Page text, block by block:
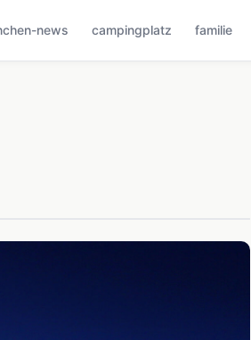
news campingplatz familie